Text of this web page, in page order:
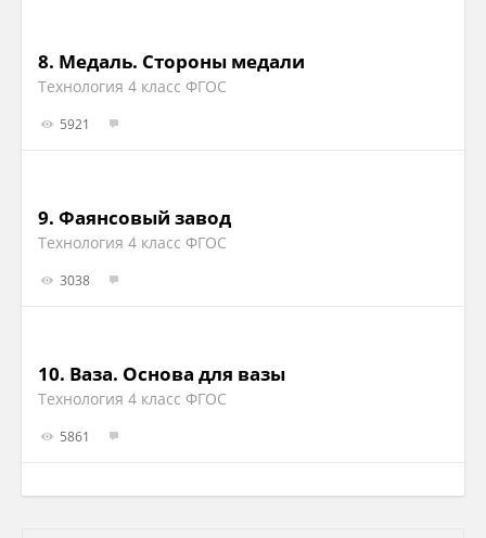
8. Медаль. Стороны медали
Технология 4 класс ФГОС
5921
9. Фаянсовый завод
Технология 4 класс ФГОС
3038
10. Ваза. Основа для вазы
Технология 4 класс ФГОС
5861